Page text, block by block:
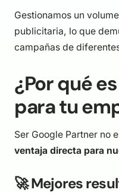
Gestionamos un
publicitaria, lo que
campañas de
¿Por qué
para tu
Ser Google Partner no
ventaja directa para
🚀 Mejores